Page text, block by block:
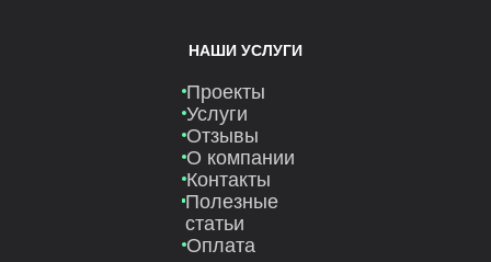
НАШИ УСЛУГИ
Проекты
Услуги
Отзывы
О компании
Контакты
Полезные
статьи
Оплата